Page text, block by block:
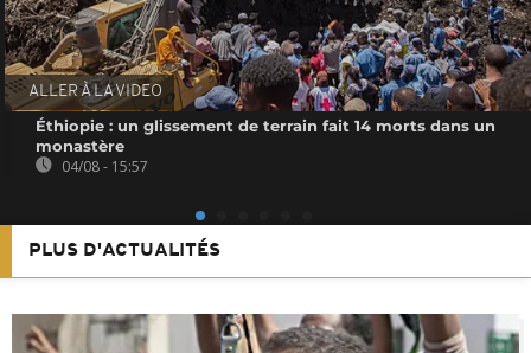
ALLER À LA VIDEO
Éthiopie : un glissement de terrain fait 14 morts dans un
monastère
04/08 - 15:57
PLUS D'ACTUALITÉS